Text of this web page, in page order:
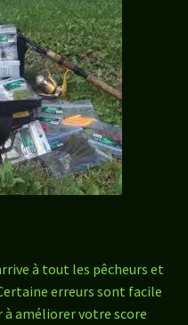
à tout les pêcheurs et
erreurs sont facile
améliorer votre score